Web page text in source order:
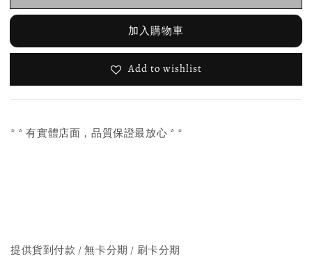
加入購物車
Add to wishlist
* * 有實體店面，品質保證最放心 * *
提供貨到付款 / 無卡分期 / 刷卡分期